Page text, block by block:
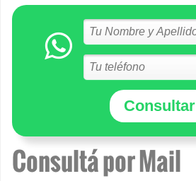
Consultar
Consultá por Mail